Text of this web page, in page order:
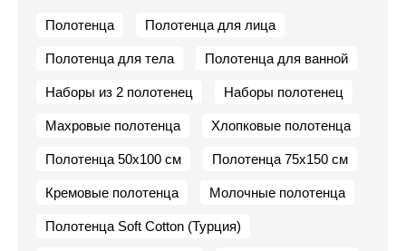
Полотенца Полотенца для лица
Полотенца для тела Полотенца для ванной
Наборы из 2 полотенец Наборы полотенец
Махровые полотенца Хлопковые полотенца
Полотенца 50х100 см Полотенца 75х150 см
Кремовые полотенца Молочные полотенца
Полотенца Soft Cotton (Турция)